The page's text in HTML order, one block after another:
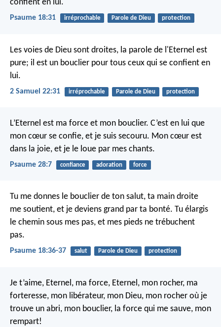
confient en lui.
Psaume 18:31 irréprochable Parole de Dieu protection
Les voies de Dieu sont droites, la parole de l'Eternel est
pure; il est un bouclier pour tous ceux qui se confient en
lui.
2 Samuel 22:31 irréprochable Parole de Dieu protection
L’Eternel est ma force et mon bouclier. C’est en lui que
mon cœur se confie, et je suis secouru. Mon cœur est
dans la joie, et je le loue par mes chants.
Psaume 28:7 confiance adoration force
Tu me donnes le bouclier de ton salut, ta main droite
me soutient, et je deviens grand par ta bonté. Tu élargis
le chemin sous mes pas, et mes pieds ne trébuchent
pas.
Psaume 18:36-37 salut Parole de Dieu protection
Je t’aime, Eternel, ma force, Eternel, mon rocher, ma
forteresse, mon libérateur, mon Dieu, mon rocher où je
trouve un abri, mon bouclier, la force qui me sauve, mon
rempart!